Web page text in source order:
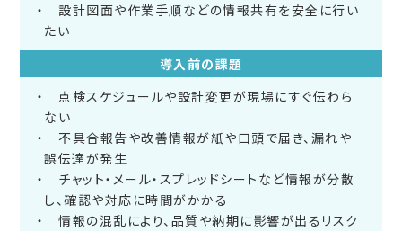
設計図面や作業手順などの情報共有を安全に行い
たい
導入前の課題
点検スケジュールや設計変更が現場にすぐ伝わら
ない
不具合報告や改善情報が紙や口頭で届き、漏れや
誤伝達が発生
チャット・メール・スプレッドシートなど情報が分散
し、確認や対応に時間がかかる
情報の混乱により、品質や納期に影響が出るリスク